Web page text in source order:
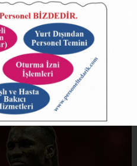
Destek: "Babam
ABONE OL